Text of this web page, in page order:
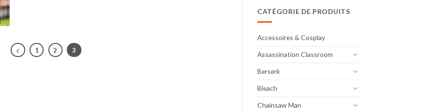
1 2 3
36,90€
CATÉGORIE DE PRODUITS
Accessoires & Cosplay
Assassination Classroom
Berserk
Bleach
Chainsaw Man